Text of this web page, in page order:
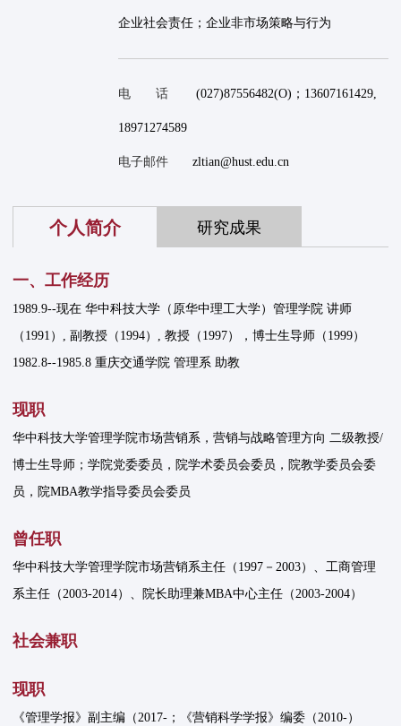
企业社会责任；企业非市场策略与行为
电 话 (027)87556482(O)；13607161429,
18971274589
电子邮件 zltian@hust.edu.cn
个人简介 研究成果
一、工作经历
1989.9--现在 华中科技大学（原华中理工大学）管理学院 讲师
（1991）, 副教授（1994）, 教授（1997），博士生导师（1999）
1982.8--1985.8 重庆交通学院 管理系 助教
现职
华中科技大学管理学院市场营销系，营销与战略管理方向 二级教授/
博士生导师；学院党委委员，院学术委员会委员，院教学委员会委
员，院MBA教学指导委员会委员
曾任职
华中科技大学管理学院市场营销系主任（1997－2003）、工商管理
系主任（2003-2014）、院长助理兼MBA中心主任（2003-2004）
社会兼职
现职
《管理学报》副主编（2017-；《营销科学学报》编委（2010-）